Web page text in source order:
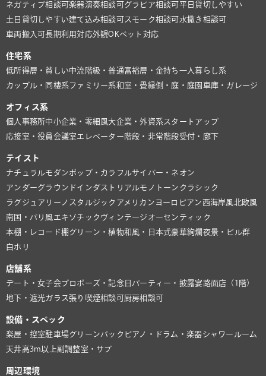
ネガティブ相談可楽器演奏相談可 グラビア相談可 平日貸切しやすい
土日貸切しやすい建て込み相談可 スモーク相談可 水撒き相談可
車両搬入可長期利用対応外観OKペット対応
住宅系
低所得層・貧しい中流階級・普通富裕層・金持ち 一人暮らし系
カップル・同棲系ファミリー系和室・畳縁側・庭・庭園 車庫・ガレージ
オフィス系
個人事務所中小企業・零細風大企業・外資系スタートアップ
応接室・役員会議室 エレベーター 階段・非常階段受付・廊下
テイスト
ナチュラルモダンポップ・カラフルサイバー・ネオン
アンダーグラウンド インダストリアルモノトーン クラシック
ラグジュアリー ノスタルジック アメリカン ヨーロピアン 西海岸風北欧風
南国・バリ風 エキゾチック ヴィンテージ オーセンティック
本棚・レコード棚グリーン・植物和風・日本式豪華絢爛夜景・ビル群
白ホリ
店舗系
デート・女子会プロポーズ・記念日 パーティー・披露宴路面店（1階）
地下・遮光ガラス張り 喫煙相談可 厨房相談可
設備・スペック
楽屋・控室駐車場グリーンバック ピアノ・ドラム・楽器シャワールーム
天井高3m以上副調整室・サブ
周辺環境